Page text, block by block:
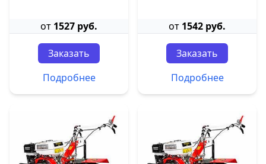
от 1527 руб.
Заказать
Подробнее
от 1542 руб.
Заказать
Подробнее